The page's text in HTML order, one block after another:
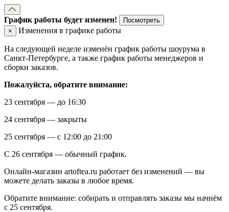
График работы будет изменен!
Посмотреть
×
Изменения в графике работы
На следующей неделе изменён график работы шоурума в
Санкт-Петербурге, а также график работы менеджеров и
сборки заказов.
Пожалуйста, обратите внимание:
23 сентября — до 16:30
24 сентября — закрыты
25 сентября — с 12:00 до 21:00
С 26 сентября — обычный график.
Онлайн-магазин artoftea.ru работает без изменений — вы
можете делать заказы в любое время.
Обратите внимание: собирать и отправлять заказы мы начнём
с 25 сентября.